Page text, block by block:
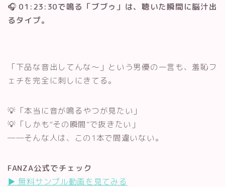
🎧 01:23:30で鳴る「ブブゥ」は、聴いた瞬間に脳汁出
るタイプ。
「下品な音出してんな〜」という男優の一言も、羞恥フ
ェチを完全に刺しにきてる。
💡「本当に音が鳴るやつが見たい」
💡「しかも“その瞬間”で抜きたい」
──そんな人は、この1本で間違いない。
FANZA公式でチェック
▶︎ 無料サンプル動画を見てみる